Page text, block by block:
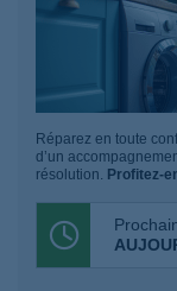
Réparez en toute
d’un
résolution. Profitez-